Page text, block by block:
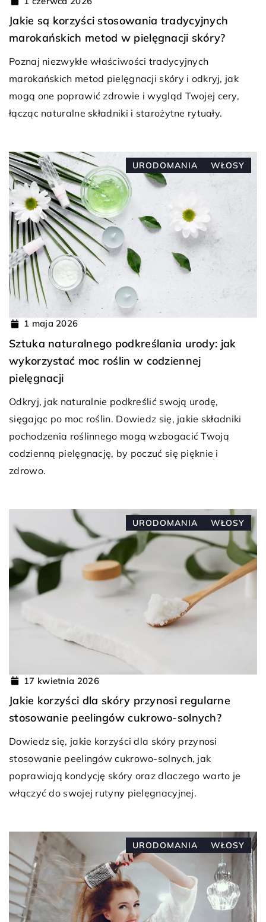
Jakie są korzyści stosowania tradycyjnych
marokańskich metod w pielęgnacji skóry?
Poznaj niezwykłe właściwości tradycyjnych
marokańskich metod pielęgnacji skóry i odkryj, jak
mogą one poprawić zdrowie i wygląd Twojej cery,
łącząc naturalne składniki i starożytne rytuały.
URODOMANIA WŁOSY
1 maja 2026
Sztuka naturalnego podkreślania urody: jak
wykorzystać moc roślin w codziennej
pielęgnacji
Odkryj, jak naturalnie podkreślić swoją urodę,
sięgając po moc roślin. Dowiedz się, jakie składniki
pochodzenia roślinnego mogą wzbogacić Twoją
codzienną pielęgnację, by poczuć się pięknie i
zdrowo.
URODOMANIA WŁOSY
17 kwietnia 2026
Jakie korzyści dla skóry przynosi regularne
stosowanie peelingów cukrowo-solnych?
Dowiedz się, jakie korzyści dla skóry przynosi
stosowanie peelingów cukrowo-solnych, jak
poprawiają kondycję skóry oraz dlaczego warto je
włączyć do swojej rutyny pielęgnacyjnej.
URODOMANIA WŁOSY